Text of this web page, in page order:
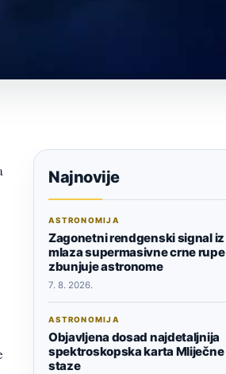
Najnovije
ASTRONOMIJA
Zagonetni rendgenski signal iz
mlaza supermasivne crne rupe
zbunjuje astronome
7. 8. 2026.
ASTRONOMIJA
Objavljena dosad najdetaljnija
spektroskopska karta Mliječne
staze